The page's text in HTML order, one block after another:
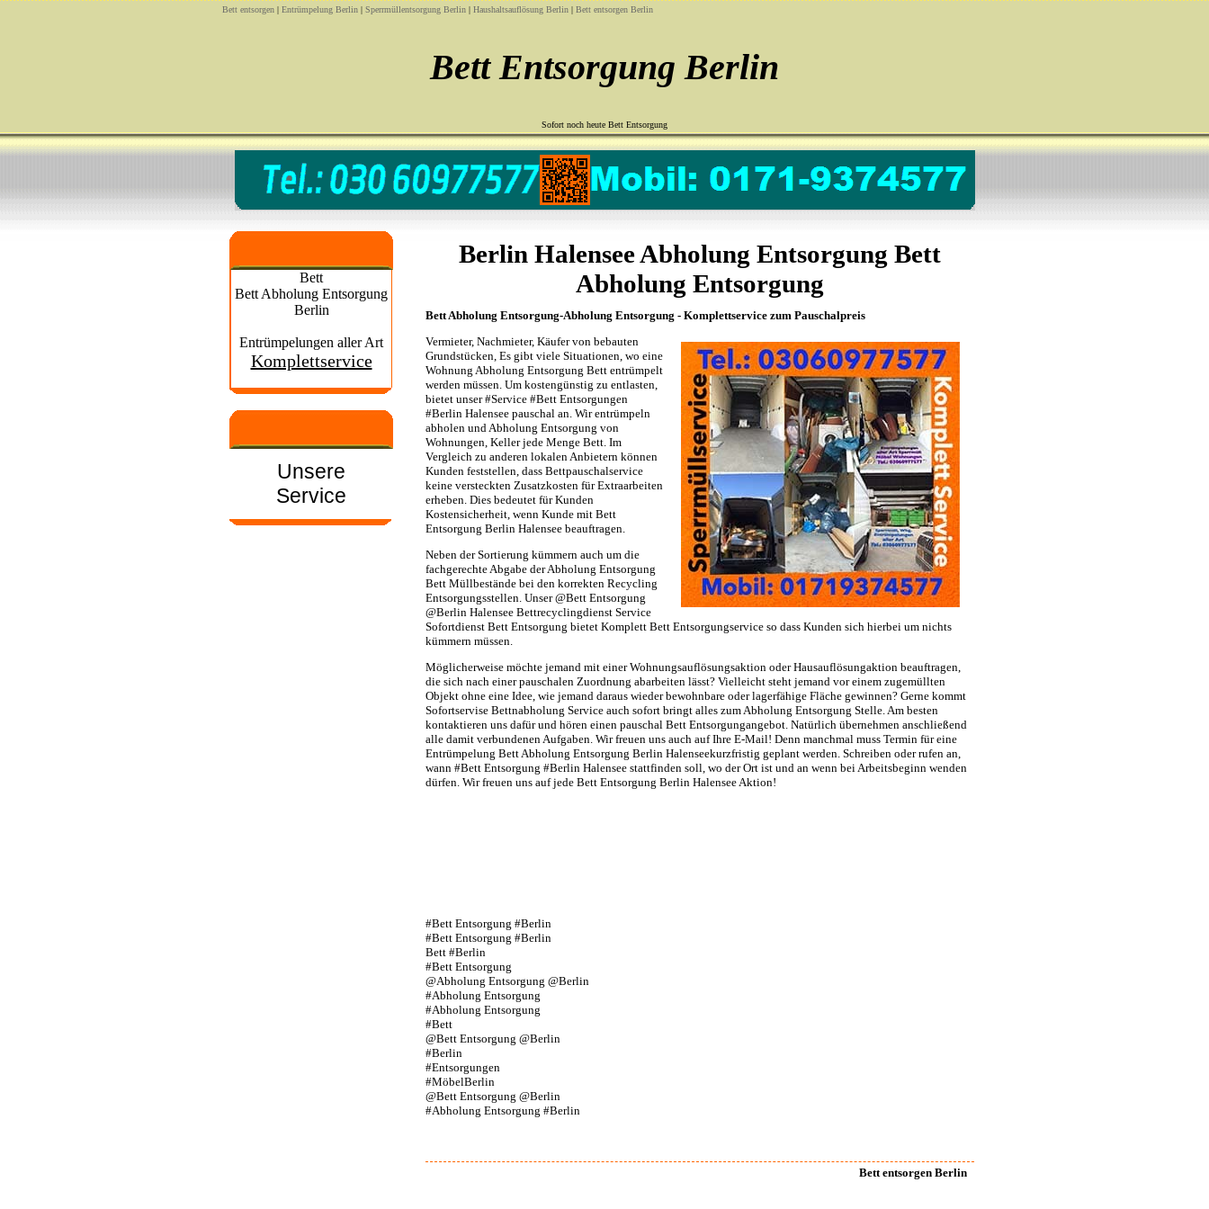
Bett entsorgen | Entrümpelung Berlin | Sperrmüllentsorgung Berlin | Haushaltsauflösung Berlin | Bett entsorgen Berlin
Bett Entsorgung Berlin
Sofort noch heute Bett Entsorgung
Bett
Bett Abholung Entsorgung
Berlin
Entrümpelungen aller Art
Komplettservice
Unsere
Service
Berlin Halensee Abholung Entsorgung Bett
Abholung Entsorgung
Bett Abholung Entsorgung-Abholung Entsorgung - Komplettservice zum Pauschalpreis
Vermieter, Nachmieter, Käufer von bebauten
Grundstücken, Es gibt viele Situationen, wo eine
Wohnung Abholung Entsorgung Bett entrümpelt
werden müssen. Um kostengünstig zu entlasten,
bietet unser #Service #Bett Entsorgungen
#Berlin Halensee pauschal an. Wir entrümpeln
abholen und Abholung Entsorgung von
Wohnungen, Keller jede Menge Bett. Im
Vergleich zu anderen lokalen Anbietern können
Kunden feststellen, dass Bettpauschalservice
keine versteckten Zusatzkosten für Extraarbeiten
erheben. Dies bedeutet für Kunden
Kostensicherheit, wenn Kunde mit Bett
Entsorgung Berlin Halensee beauftragen.
Neben der Sortierung kümmern auch um die
fachgerechte Abgabe der Abholung Entsorgung
Bett Müllbestände bei den korrekten Recycling
Entsorgungsstellen. Unser @Bett Entsorgung
@Berlin Halensee Bettrecyclingdienst Service
Sofortdienst Bett Entsorgung bietet Komplett Bett Entsorgungservice so dass Kunden sich hierbei um nichts
kümmern müssen.
Möglicherweise möchte jemand mit einer Wohnungsauflösungsaktion oder Hausauflösungaktion beauftragen,
die sich nach einer pauschalen Zuordnung abarbeiten lässt? Vielleicht steht jemand vor einem zugemüllten
Objekt ohne eine Idee, wie jemand daraus wieder bewohnbare oder lagerfähige Fläche gewinnen? Gerne kommt
Sofortservise Bettnabholung Service auch sofort bringt alles zum Abholung Entsorgung Stelle. Am besten
kontaktieren uns dafür und hören einen pauschal Bett Entsorgungangebot. Natürlich übernehmen anschließend
alle damit verbundenen Aufgaben. Wir freuen uns auch auf Ihre E-Mail! Denn manchmal muss Termin für eine
Entrümpelung Bett Abholung Entsorgung Berlin Halenseekurzfristig geplant werden. Schreiben oder rufen an,
wann #Bett Entsorgung #Berlin Halensee stattfinden soll, wo der Ort ist und an wenn bei Arbeitsbeginn wenden
dürfen. Wir freuen uns auf jede Bett Entsorgung Berlin Halensee Aktion!
#Bett Entsorgung #Berlin
#Bett Entsorgung #Berlin
Bett #Berlin
#Bett Entsorgung
@Abholung Entsorgung @Berlin
#Abholung Entsorgung
#Abholung Entsorgung
#Bett
@Bett Entsorgung @Berlin
#Berlin
#Entsorgungen
#MöbelBerlin
@Bett Entsorgung @Berlin
#Abholung Entsorgung #Berlin
Bett entsorgen Berlin